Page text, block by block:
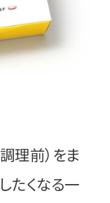
理前）をま
たくなる一